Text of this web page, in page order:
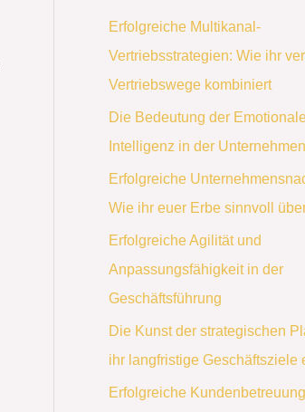
Erfolgreiche Multikanal-
Vertriebsstrategien: Wie ihr
Vertriebswege kombiniert
Die Bedeutung der
Intelligenz in der
Erfolgreiche
Wie ihr euer Erbe sinnvoll
Erfolgreiche Agilität und
Anpassungsfähigkeit in der
Geschäftsführung
Die Kunst der strategischen
ihr langfristige Geschäftsziele
Erfolgreiche